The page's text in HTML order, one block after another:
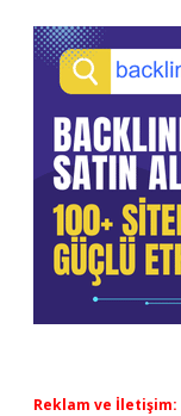
Reklam ve İletişim: